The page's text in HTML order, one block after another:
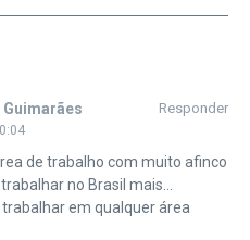
Responder
de trabalho com muito afinco
no Brasil mais…
em qualquer área